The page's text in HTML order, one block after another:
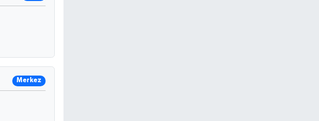
Merkez